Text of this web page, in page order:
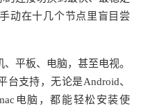
动在十几个节点里盲目尝
平板、电脑，甚至电视。
台支持，无论是Android、
电脑，都能轻松安装使